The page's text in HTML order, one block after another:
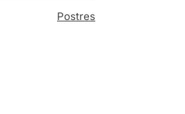
Postres